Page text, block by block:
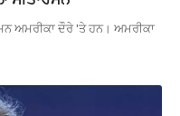
ਅਮਰੀਕਾ ਦੌਰੇ 'ਤੇ ਹਨ। ਅਮਰੀਕਾ